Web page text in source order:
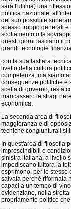
sarà l'ultima) una
politica nazionale,
del suo possibile
spesso troppo generali
scollamento o la
questi giorni lasciano il
grandi tecnologie
con la sua tastiera
livello della cultura
competenza, ma siamo
conseguenze politiche e
scelta di governo, resta
mancassero le stragi
economica.
La seconda area di
maggioranza e di
tecniche congiunturali si
In quest'area di filosofia
imprescindibili e
sinistra italiana, a livello
impediscano tuttora la
esprimono, per le stesse
salvata perché riformata
capaci a un tempo di
evidenziano, nella
propriamente politico